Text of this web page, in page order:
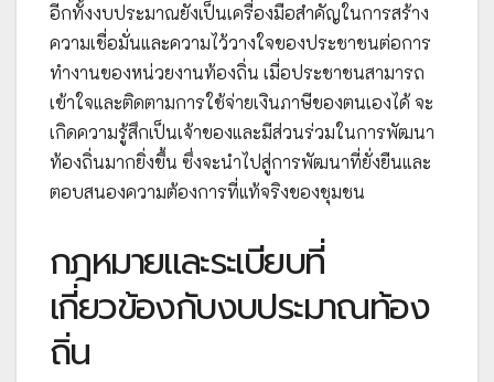
อีกทั้งงบประมาณยังเป็นเครื่องมือสำคัญในการสร้าง
ความเชื่อมั่นและความไว้วางใจของประชาชนต่อการ
ทำงานของหน่วยงานท้องถิ่น เมื่อประชาชนสามารถ
เข้าใจและติดตามการใช้จ่ายเงินภาษีของตนเองได้ จะ
เกิดความรู้สึกเป็นเจ้าของและมีส่วนร่วมในการพัฒนา
ท้องถิ่นมากยิ่งขึ้น ซึ่งจะนำไปสู่การพัฒนาที่ยั่งยืนและ
ตอบสนองความต้องการที่แท้จริงของชุมชน
กฎหมายและระเบียบที่
เกี่ยวข้องกับงบประมาณท้อง
ถิ่น